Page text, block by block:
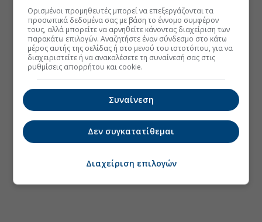
Ορισμένοι προμηθευτές μπορεί να επεξεργάζονται τα
προσωπικά δεδομένα σας με βάση το έννομο συμφέρον
τους, αλλά μπορείτε να αρνηθείτε κάνοντας διαχείριση των
παρακάτω επιλογών. Αναζητήστε έναν σύνδεσμο στο κάτω
μέρος αυτής της σελίδας ή στο μενού του ιστοτόπου, για να
διαχειριστείτε ή να ανακαλέσετε τη συναίνεσή σας στις
ρυθμίσεις απορρήτου και cookie.
Συναίνεση
Δεν συγκατατίθεμαι
Διαχείριση επιλογών